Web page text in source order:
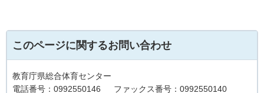
このページに関するお問い合わせ
教育庁県総合体育センター
電話番号：0992550146
ファックス番号：0992550140